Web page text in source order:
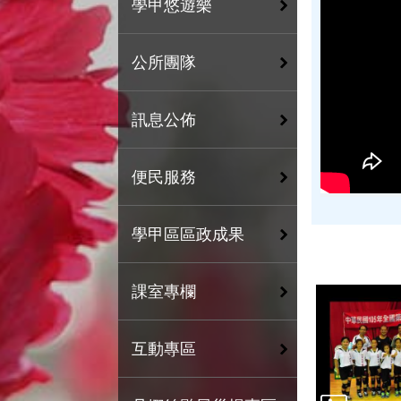
學甲悠遊樂
公所團隊
訊息公佈
便民服務
學甲區區政成果
課室專欄
互動專區